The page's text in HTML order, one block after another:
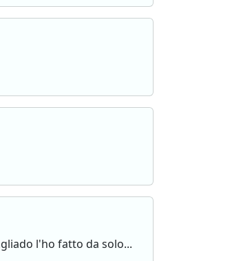
l'ho fatto da solo...